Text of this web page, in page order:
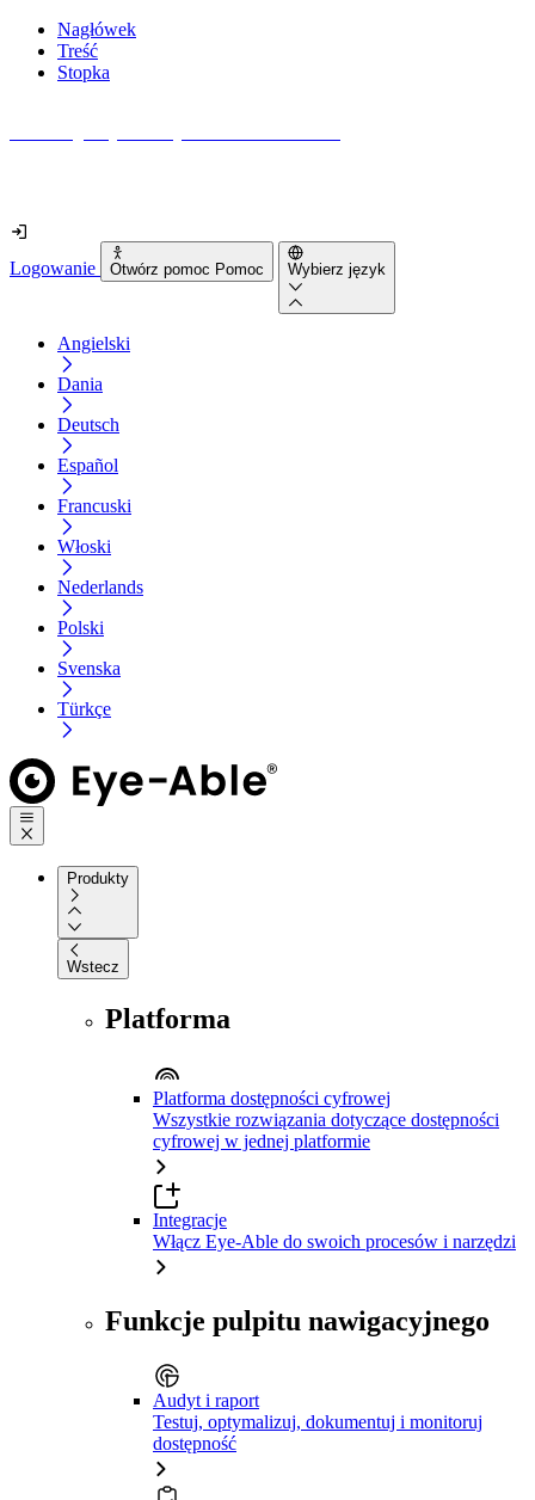
Nagłówek
Treść
Stopka
Logowanie Otwórz pomoc Pomoc Wybierz język
Angielski
Dania
Deutsch
Español
Francuski
Włoski
Nederlands
Polski
Svenska
Türkçe
Produkty
Wstecz
Platforma
Platforma dostępności cyfrowej
Wszystkie rozwiązania dotyczące dostępności
cyfrowej w jednej platformie
Integracje
Włącz Eye-Able do swoich procesów i narzędzi
Funkcje pulpitu nawigacyjnego
Audyt i raport
Testuj, optymalizuj, dokumentuj i monitoruj
dostępność